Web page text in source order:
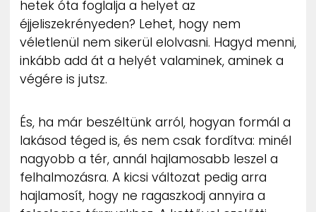
hetek óta foglalja a helyet az
éjjeliszekrényeden? Lehet, hogy nem
véletlenül nem sikerül elolvasni. Hagyd menni,
inkább add át a helyét valaminek, aminek a
végére is jutsz.
És, ha már beszéltünk arról, hogyan formál a
lakásod téged is, és nem csak fordítva: minél
nagyobb a tér, annál hajlamosabb leszel a
felhalmozásra. A kicsi változat pedig arra
hajlamosít, hogy ne ragaszkodj annyira a